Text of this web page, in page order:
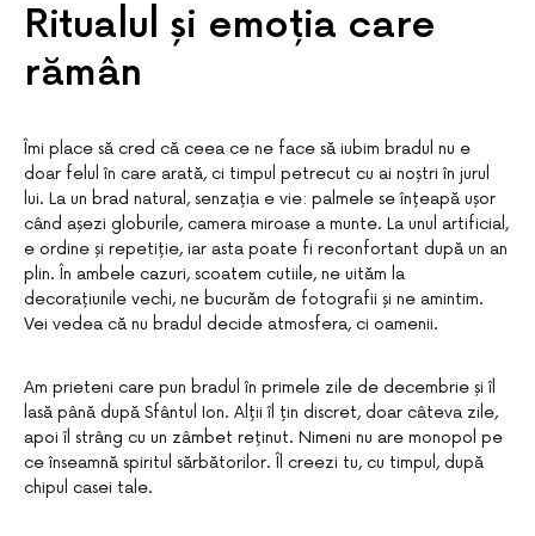
Ritualul și emoția care
rămân
Îmi place să cred că ceea ce ne face să iubim bradul nu e
doar felul în care arată, ci timpul petrecut cu ai noștri în jurul
lui. La un brad natural, senzația e vie: palmele se înțeapă ușor
când așezi globurile, camera miroase a munte. La unul artificial,
e ordine și repetiție, iar asta poate fi reconfortant după un an
plin. În ambele cazuri, scoatem cutiile, ne uităm la
decorațiunile vechi, ne bucurăm de fotografii și ne amintim.
Vei vedea că nu bradul decide atmosfera, ci oamenii.
Am prieteni care pun bradul în primele zile de decembrie și îl
lasă până după Sfântul Ion. Alții îl țin discret, doar câteva zile,
apoi îl strâng cu un zâmbet reținut. Nimeni nu are monopol pe
ce înseamnă spiritul sărbătorilor. Îl creezi tu, cu timpul, după
chipul casei tale.